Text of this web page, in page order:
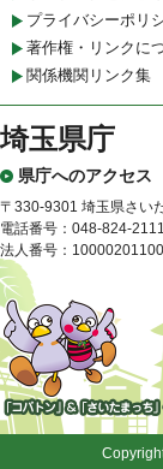
プライバシーポリ
著作権・リンクに
関係機関リンク集
埼玉県庁
県庁へのアクセス
〒330-9301 埼玉県さい
電話番号：048-824-2111
法人番号：
「コバトン」&「さ